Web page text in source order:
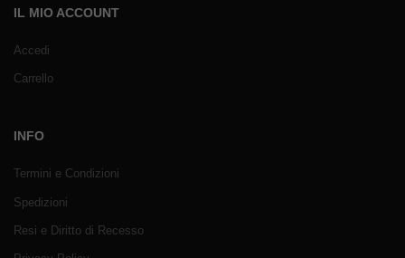
IL MIO ACCOUNT
Accedi
Carrello
INFO
Termini e Condizioni
Spedizioni
Resi e Diritto di Recesso